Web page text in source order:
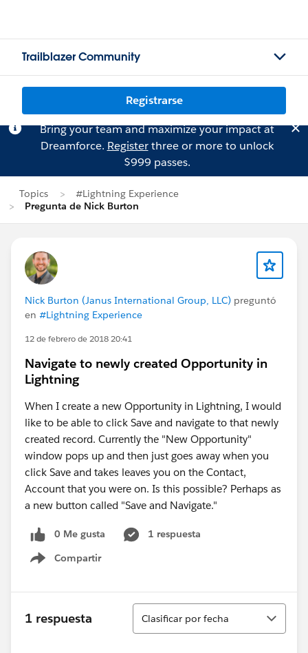
Trailblazer Community
Registrarse
Bring your team and maximize your impact at
Dreamforce. Registerthree or more to unlock
$999 passes.
Topics
#Lightning Experience
Pregunta de Nick Burton
Nick Burton (Janus International Group, LLC) preguntó
en #Lightning Experience
12 de febrero de 2018 20:41
Navigate to newly created Opportunity in
Lightning
When I create a new Opportunity in Lightning, I would
like to be able to click Save and navigate to that newly
created record. Currently the "New Opportunity"
window pops up and then just goes away when you
click Save and takes leaves you on the Contact,
Account that you were on. Is this possible? Perhaps as
a new button called "Save and Navigate."
0 Me gusta
1 respuesta
Compartir
Show menu
1 respuesta
Ordenar
Clasificar por fecha